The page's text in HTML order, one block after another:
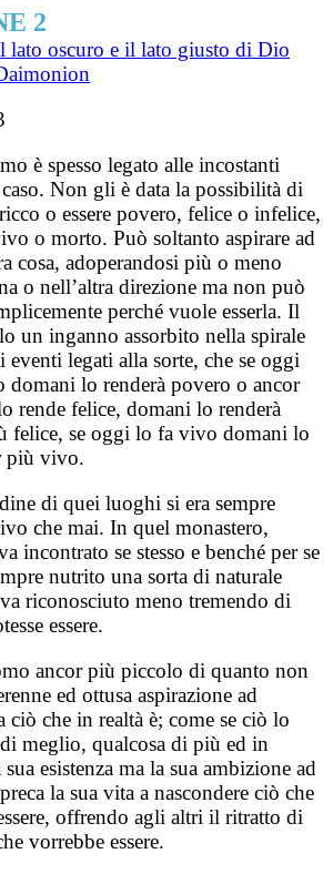
2
lato oscuro e il lato giusto di Dio
è spesso legato alle incostanti
Non gli è data la possibilità di
ricco o essere povero, felice o infelice,
o morto. Può soltanto aspirare ad
cosa, adoperandosi più o meno
o nell’altra direzione ma non può
perché vuole esserla. Il
un inganno assorbito nella spirale
legati alla sorte, che se oggi
domani lo renderà povero o ancor
rende felice, domani lo renderà
felice, se oggi lo fa vivo domani lo
più vivo.
di quei luoghi si era sempre
che mai. In quel monastero,
incontrato se stesso e benché per se
nutrito una sorta di naturale
riconosciuto meno tremendo di
essere.
ancor più piccolo di quanto non
ed ottusa aspirazione ad
ciò che in realtà è; come se ciò lo
di meglio, qualcosa di più ed in
esistenza ma la sua ambizione ad
la sua vita a nascondere ciò che
offrendo agli altri il ritratto di
vorrebbe essere.